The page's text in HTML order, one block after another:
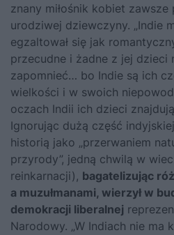
znany miłośnik kobiet zawsze
urodziwej dziewczyny. „Indie
egzaltował się jak
przecudne i żadne z jej dzieci
zapomnieć… bo Indie są ich
wielkości i w swoich
oczach Indii ich dzieci
Ignorując dużą część
historią jako „przerwaniem
przyrody”, jedną chwilą w
reinkarnacji), bagatelizując
a muzułmanami, wierzył w
demokracji liberalnej
Narodowy. „W Indiach nie ma